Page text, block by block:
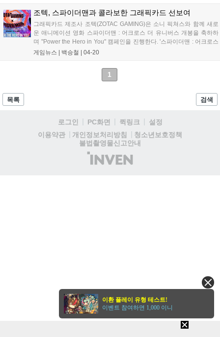
조텍, 스파이더맨과 콜라보한 그래픽카드 선보여
그래픽카드 제조사 조텍(ZOTAC GAMING)은 소니 픽쳐스와 함께 새로
운 애니메이션 영화 스파이더맨 : 어크로스 더 유니버스 개봉을 축하하
며 "Power the Hero in You" 캠페인을 진행한다. '스파이더맨 : 어크로스
더 유니버스'는 오스카상 수상 애니메이션인 스파이더맨 : 뉴 유니버스의
가 적용된 게이밍 시스템, 소셜 미디어 이벤트 등으로 만나볼 수 있는 조
텍의 이번 캠페인은 PC 게임 유니버스 속 게이머 모두에게 응원의 메시
게임뉴스 | 백승철 04-20
1
목록 검색
로그인 PC화면 퀵링크
설정
이용약관
개인정보처리방침
청소년보호정책
불법촬영물신고안내
(주)
인
이환 플레이 유형 테스트!
이벤트 참여하면 1,000 이니